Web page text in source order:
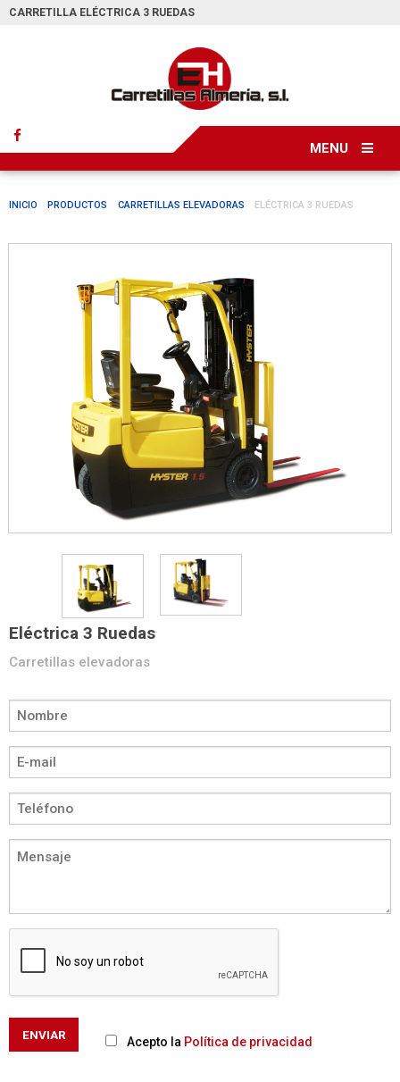
CARRETILLA ELÉCTRICA 3 RUEDAS
MENU
INICIO PRODUCTOS CARRETILLAS ELEVADORAS ELÉCTRICA 3 RUEDAS
Eléctrica 3 Ruedas
Carretillas elevadoras
ENVIAR
Acepto la Política de privacidad